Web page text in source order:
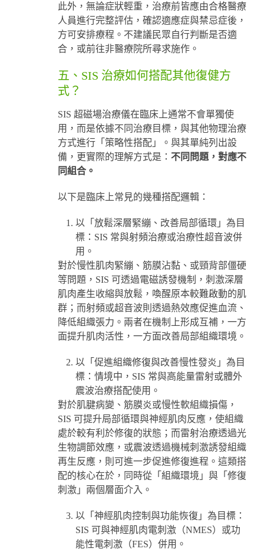
此外，無論症狀輕重，治療前皆應由合格醫療
人員進行完整評估，確認適應症與禁忌症後，
方可安排療程。不建議民眾自行判斷是否適
合，或前往非醫療院所尋求施作。
五、SIS 治療如何搭配其他復健方
式？
SIS 超磁場治療儀在臨床上通常不會單獨使
用，而是依據不同治療目標，與其他物理治療
方式進行「策略性搭配」。與其單純列出設
備，更實際的理解方式是： 不同問題，對應不
同組合。
以下是臨床上常見的幾種搭配邏輯：
以「放鬆深層緊繃、改善局部循環」為目
標：SIS 常與射頻治療或治療性超音波併
用。
對於慢性肌肉緊繃、筋膜沾黏、或頸背部僵硬
等問題，SIS 可透過電磁誘發機制，刺激深層
肌肉產生收縮與放鬆，喚醒原本較難啟動的肌
群；而射頻或超音波則透過熱效應促進血流、
降低組織張力。兩者在機制上形成互補，一方
面提升肌肉活性，一方面改善局部組織環境。
以「促進組織修復與改善慢性發炎」為目
標：情境中，SIS 常與高能量雷射或體外
震波治療搭配使用。
對於肌腱病變、筋膜炎或慢性軟組織損傷，
SIS 可提升局部循環與神經肌肉反應，使組織
處於較有利於修復的狀態；而雷射治療透過光
生物調節效應，或震波透過機械刺激誘發組織
再生反應，則可進一步促進修復進程。這類搭
配的核心在於，同時從「組織環境」與「修復
刺激」兩個層面介入。
以「神經肌肉控制與功能恢復」為目標：
SIS 可與神經肌肉電刺激（NMES）或功
能性電刺激（FES）併用。